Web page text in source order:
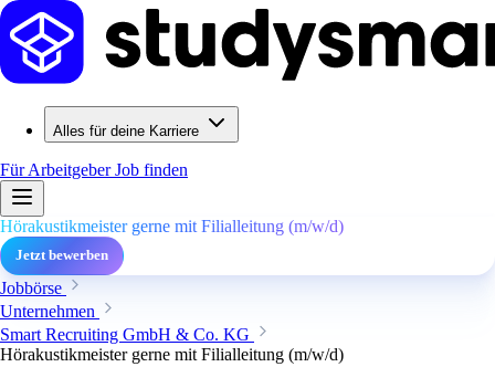
Alles für deine Karriere
Für ArbeitgeberJob finden
Hörakustikmeister gerne mit Filialleitung (m/w/d)
Jetzt bewerben
Jobbörse
Unternehmen
Smart Recruiting GmbH & Co. KG
Hörakustikmeister gerne mit Filialleitung (m/w/d)